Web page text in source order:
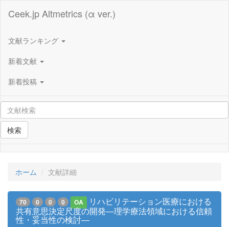
Ceek.jp Altmetrics (α ver.)
文献ランキング
新着文献
新着投稿
検索
ホーム 文献詳細
70 0 0 0 OA
リハビリテーション医療における
共有意思決定尺度の開発―理学療法領域における信頼
性・妥当性の検討―